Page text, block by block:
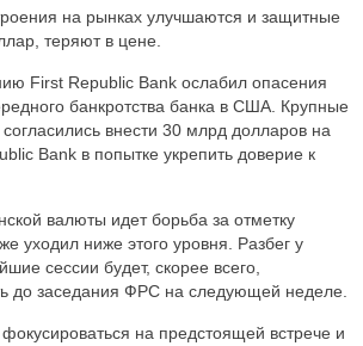
на рынках улучшаются и защитные
теряют в цене.
First Republic Bank ослабил опасения
банкротства банка в США. Крупные
внести 30 млрд долларов на
Bank в попытке укрепить доверие к
валюты идет борьба за отметку
уходил ниже этого уровня. Разбег у
сессии будет, скорее всего,
до заседания ФРС на следующей неделе.
на предстоящей встрече и